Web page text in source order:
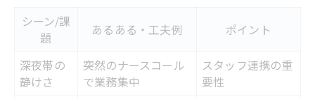
シーン/課
題
あるある・工夫例 ポイント
深夜帯の
静けさ
突然のナースコール
で業務集中
スタッフ連携の重
要性